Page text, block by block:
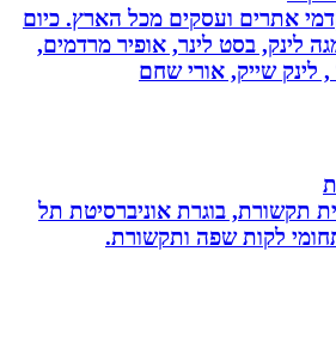
ועסקים מכל הארץ. כיום
בסט לינר, אופיר מרדמים,
שייק, אורי שחם
בוגרת אוניברסיטת תל
לקות שפה ותקשורת.